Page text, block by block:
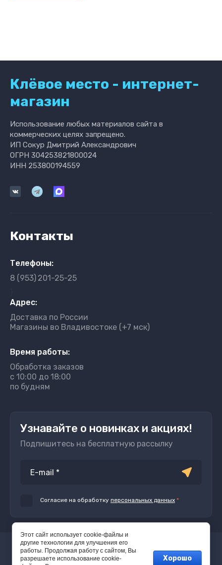
Клёвое место - интернет-
магазин
Использование любых материалов сайта в
коммерческих целях запрещено.
ИП Сокур Дмитрий Александрович
ОГРН 304253821800024
ИНН 253800194559
Контакты
Телефоны:
8 (953) 201-25-25
Адрес:
Доставка по России
Магазины во Владивостоке (+7 мск)
Время работы:
Обработка заказов
с 10:00 до 18:00
по будням
Узнавайте о новинках и акциях!
Подпишитесь на бесплатную рассылку
Согласие на обработку персональных данных *
Copyright © 2010-2026 Клёвое место.
Политика конфиденциальности
Этот сайт использует cookie-файлы и
другие технологии для улучшения его
работы. Продолжая работу с сайтом, Вы
разрешаете использование cookie-
Хорошо